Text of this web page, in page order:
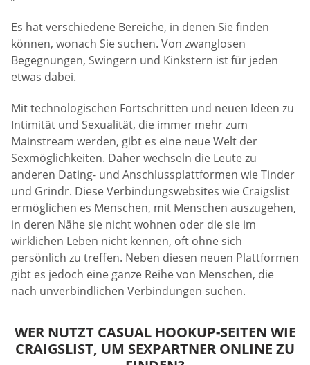
Es hat verschiedene Bereiche, in denen Sie finden
können, wonach Sie suchen. Von zwanglosen
Begegnungen, Swingern und Kinkstern ist für jeden
etwas dabei.
Mit technologischen Fortschritten und neuen Ideen zu
Intimität und Sexualität, die immer mehr zum
Mainstream werden, gibt es eine neue Welt der
Sexmöglichkeiten. Daher wechseln die Leute zu
anderen Dating- und Anschlussplattformen wie Tinder
und Grindr. Diese Verbindungswebsites wie Craigslist
ermöglichen es Menschen, mit Menschen auszugehen,
in deren Nähe sie nicht wohnen oder die sie im
wirklichen Leben nicht kennen, oft ohne sich
persönlich zu treffen. Neben diesen neuen Plattformen
gibt es jedoch eine ganze Reihe von Menschen, die
nach unverbindlichen Verbindungen suchen.
WER NUTZT CASUAL HOOKUP-SEITEN WIE
CRAIGSLIST, UM SEXPARTNER ONLINE ZU